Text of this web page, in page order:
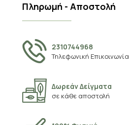
Πληρωμή - Αποστολή
2310744968
Τηλεφωνική Επικοινωνία
Δωρεάν Δείγματα
σε κάθε αποστολή